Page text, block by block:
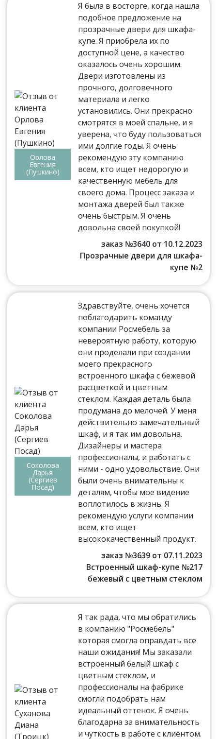
Орлова
Евгения
(Пушкино)
Я была в восторге, когда нашла
подобное предложение на
прозрачные двери для шкафа-
купе. Я приобрела их по
доступной цене, а качество
оказалось очень хорошим.
Двери изготовлены из
прочного, долговечного
материала и легко
установились. Они прекрасно
смотрятся в моей спальне, и я
уверена, что буду пользоваться
ими долгие годы. Я очень
рекомендую эту компанию
всем, кто ищет недорогую и
качественную мебель для
своего дома. Процесс заказа и
монтажа дверей был также
очень быстрым. Я очень
довольна своей покупкой!
заказ №3640 от 10.12.2023
Прозрачные двери для шкафа-
купе №2
Соколова
Дарья
(Сергиев
Посад)
Здравствуйте, очень хочется
поблагодарить команду
компании Росмебель за
невероятную работу, которую
они проделали при создании
моего прекрасного
встроенного шкафа с бежевой
расцветкой и цветным
стеклом. Каждая деталь была
продумана до мелочей. У меня
действительно замечательный
шкаф, и я так им довольна.
Дизайнеры и мастера
профессионалы, и работать с
ними - одно удовольствие. Они
были очень внимательны к
деталям, чтобы мое видение
воплотилось в жизнь. Я
рекомендую услуги компании
всем, кто ищет
высококачественный продукт.
заказ №3639 от 07.11.2023
Встроенный шкаф-купе №217
бежевый с цветным стеклом
Я так рада, что мы обратились
в компанию "Росмебель"
которая смогла оправдать все
наши ожидания! Мы заказали
встроенный белый шкаф с
цветным стеклом, и
профессионалы на фабрике
смогли подобрать нам
идеальный оттенок. Я очень
благодарна за внимательность
и чуткость в работе с клиентом.